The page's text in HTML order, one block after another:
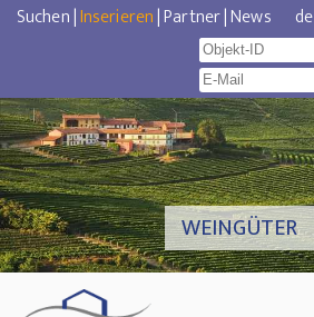
Suchen|Inserieren|Partner|News de
WEINGÜTER